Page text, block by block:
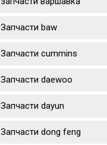
Запчасти baw
Запчасти cummins
Запчасти daewoo
Запчасти dayun
Запчасти dong feng